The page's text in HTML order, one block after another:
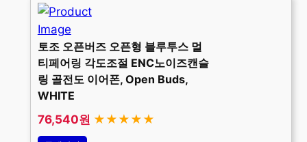
토조 오픈버즈 오픈형 블루투스 멀
티페어링 각도조절 ENC노이즈캔슬
링 골전도 이어폰, Open Buds,
WHITE
76,540원 ★★★★★